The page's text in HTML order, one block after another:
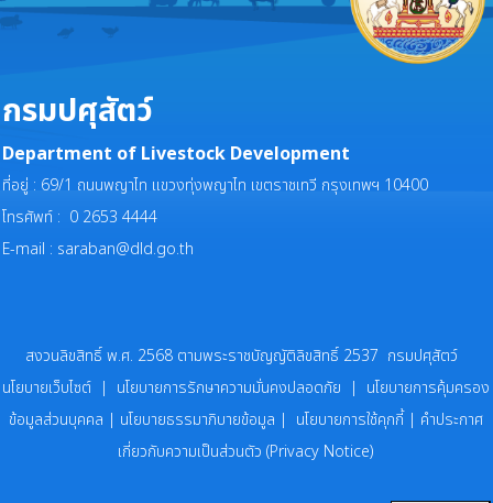
กรมปศุสัตว์
Department of Livestock Development
ที่อยู่ : 69/1 ถนนพญาไท แขวงทุ่งพญาไท เขตราชเทวี กรุงเทพฯ 10400
โทรศัพท์ : 0 2653 4444
E-mail : saraban@dld.go.th
สงวนลิขสิทธิ์ พ.ศ. 2568 ตามพระราชบัญญัติลิขสิทธิ์ 2537 กรมปศุสัตว์
นโยบายเว็บไซต์ | นโยบายการรักษาความมั่นคงปลอดภัย | นโยบายการคุ้มครอง
ข้อมูลส่วนบุคคล | นโยบายธรรมาภิบายข้อมูล | นโยบายการใช้คุกกี้ | คำประกาศ
เกี่ยวกับความเป็นส่วนตัว (Privacy Notice)